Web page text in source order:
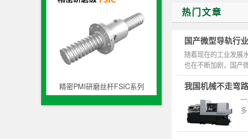
精密PMI研磨丝杆FSIC系列
热门文章
国产微型导轨行
随着现在的工业发展
也在不断加剧，国产
因此被广...
我国机械不走弯路